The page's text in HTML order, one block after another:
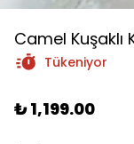
Camel Kuşaklı
Tükeniyor
₺ 1,199.00